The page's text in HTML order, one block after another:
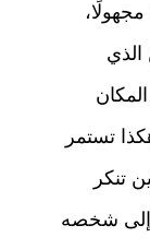
تستمر
تنكر
إلى شخصه